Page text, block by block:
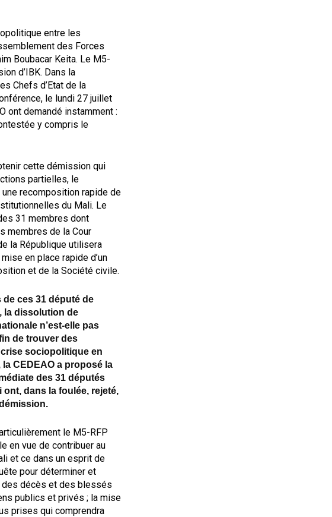
entre les
des Forces
Boubacar Keita. Le M5-
d’IBK. Dans la
Chefs d’Etat de la
le lundi 27 juillet
ont demandé instamment :
y compris le
cette démission qui
partielles, le
recomposition rapide de
du Mali. Le
31 membres dont
membres de la Cour
la République utilisera
en place rapide d’un
et de la Société civile.
ces 31 député de
la dissolution de
n’est-elle pas
de trouver des
sociopolitique en
CEDEAO a proposé la
des 31 députés
dans la foulée, rejeté,
le M5-RFP
en vue de contribuer au
et ce dans un esprit de
pour déterminer et
décès et des blessés
publics et privés ; la mise
prises qui comprendra